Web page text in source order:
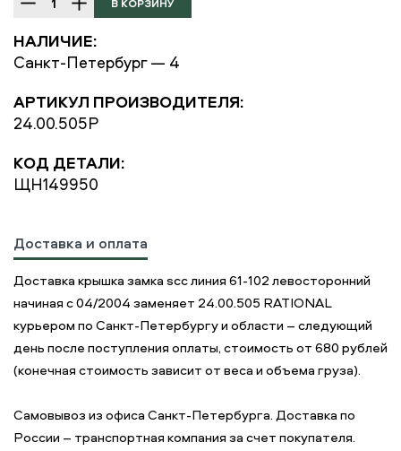
НАЛИЧИЕ:
Санкт-Петербург — 4
АРТИКУЛ ПРОИЗВОДИТЕЛЯ:
24.00.505P
КОД ДЕТАЛИ:
ЩН149950
Доставка и оплата
Доставка крышка замка scc линия 61-102 левосторонний
начиная с 04/2004 заменяет 24.00.505 RATIONAL
курьером по Санкт-Петербургу и области – следующий
день после поступления оплаты, стоимость от 680 рублей
(конечная стоимость зависит от веса и объема груза).
Самовывоз из офиса Санкт-Петербурга. Доставка по
России – транспортная компания за счет покупателя.